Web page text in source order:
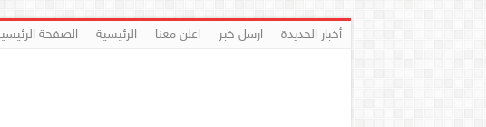
أخبار الحديدة ارسل خبر اعلن معنا الرئيسية الصفحة